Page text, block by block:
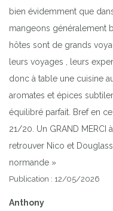
bien évidemment que
mangeons généralement
hôtes sont de grands
leurs voyages , leurs
donc à table une cuisine
aromates et épices
équilibré parfait. Bref en
21/20. Un GRAND
retrouver Nico et
normande »
Publication : 12/05/2026
Anthony